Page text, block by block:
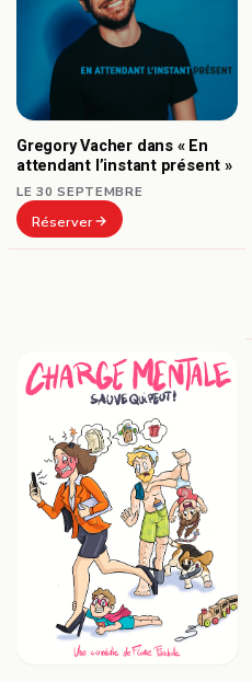
Gregory Vacher dans « En
attendant l’instant présent »
LE 30 SEPTEMBRE
Réserver